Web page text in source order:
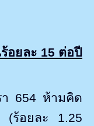
อยละ 15 ต่อปี
654 ห้ามคิด
(ร้อยละ 1.25